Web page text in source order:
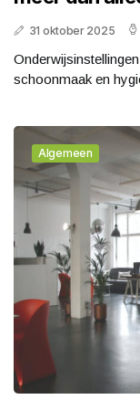
31 oktober 2025
schoonmaak en
Algemeen